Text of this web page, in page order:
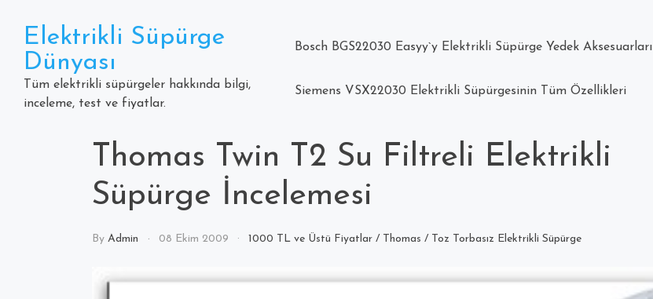
contentElektrikli Süpürge
Dünyası
Tüm elektrikli süpürgeler hakkında bilgi,
inceleme, test ve fiyatlar.
Bosch BGS22030 Easyy`y Elektrikli Süpürge Yedek Aksesuarları
Siemens VSX22030 Elektrikli Süpürgesinin Tüm Özellikleri
Thomas Twin T2 Su Filtreli Elektrikli
Süpürge İncelemesi
By Admin 08 Ekim 2009 1000 TL ve Üstü Fiyatlar / Thomas / Toz Torbasız Elektrikli Süpürge